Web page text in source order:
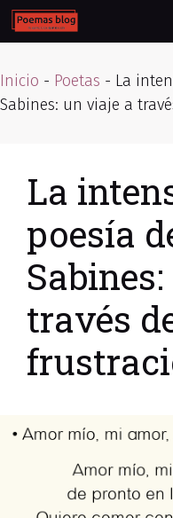
Skip
to
Inicio - Poetas - La
Sabines: un viaje a
La
poesía
través